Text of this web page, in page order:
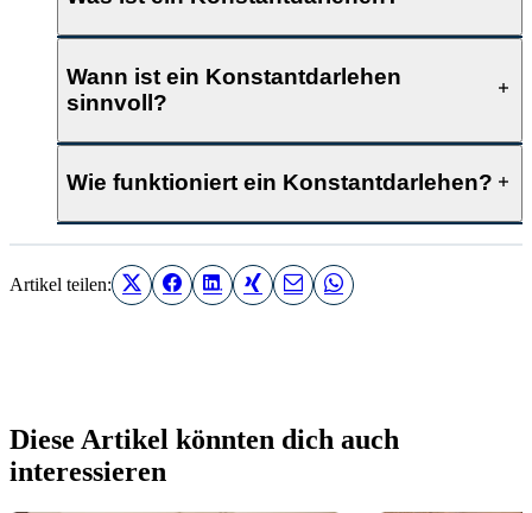
Wann ist ein Konstantdarlehen
sinnvoll?
Wie funktioniert ein Konstantdarlehen?
Artikel teilen:
Diese Artikel könnten dich auch
interessieren